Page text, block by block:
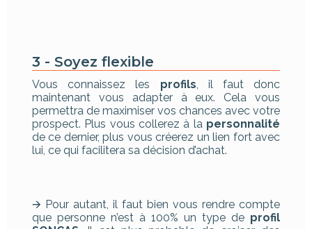
3 - Soyez flexible
Vous connaissez les profils, il faut donc
maintenant vous adapter à eux. Cela vous
permettra de maximiser vos chances avec votre
prospect. Plus vous collerez à la personnalité
de ce dernier, plus vous créerez un lien fort avec
lui, ce qui facilitera sa décision d’achat.
🡪 Pour autant, il faut bien vous rendre compte
que personne n’est à 100% un type de profil